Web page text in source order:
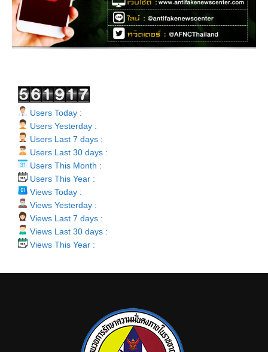
Users Today :
Users Yesterday :
Users Last 7 days :
Users Last 30 days :
Users This Month :
Users This Year :
Views Today :
Views Yesterday :
Views Last 7 days :
Views Last 30 days :
Views This Year :